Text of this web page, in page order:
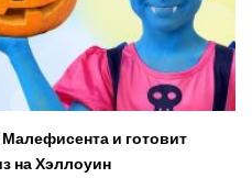
и готовит
на Хэллоуин